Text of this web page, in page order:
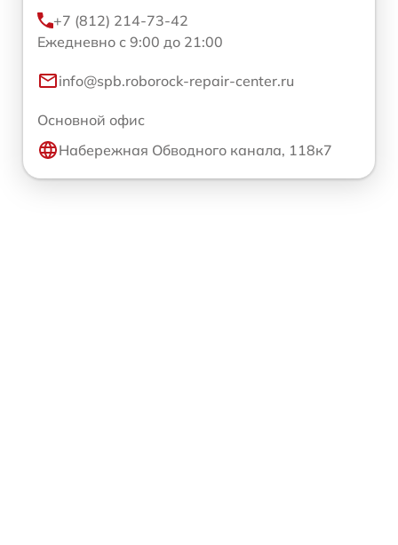
+7 (812) 214-73-42
Ежедневно с 9:00 до 21:00
info@spb.roborock-repair-center.ru
Основной офис
Набережная Обводного канала, 118к7